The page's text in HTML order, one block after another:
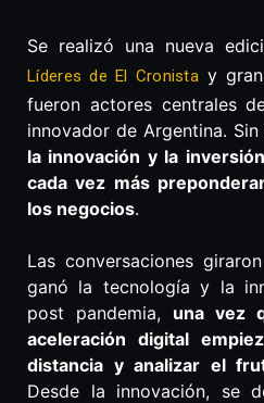
Se realizó una nueva
Líderes de El Cronista y
fueron actores centrales
innovador de Argentina.
la innovación y la
cada vez más
los negocios.
Las conversaciones
ganó la tecnología y la
post pandemia, una vez
aceleración digital
distancia y analizar el
Desde la innovación, se